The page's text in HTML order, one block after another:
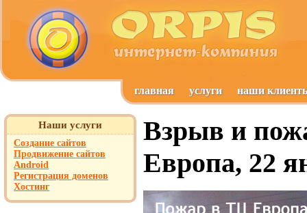
главная услуги наши
Наши услуги
Создание сайтов
Продвижение сайтов
Android
Регистрация доменов
Хостинг
Взрыв и
Европа, 22